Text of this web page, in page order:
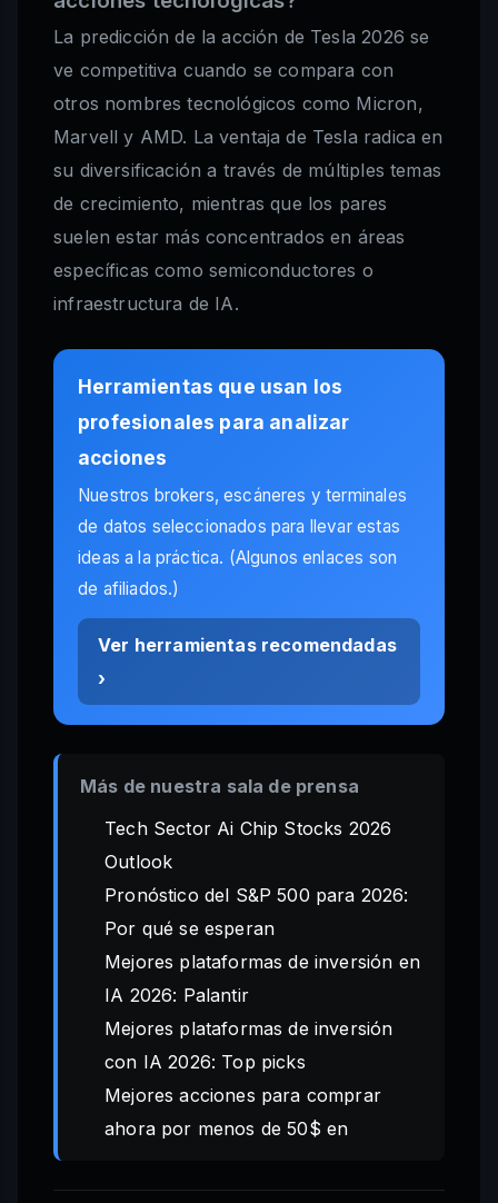
La predicción de la acción de Tesla 2026 se
ve competitiva cuando se compara con
otros nombres tecnológicos como Micron,
Marvell y AMD. La ventaja de Tesla radica en
su diversificación a través de múltiples temas
de crecimiento, mientras que los pares
suelen estar más concentrados en áreas
específicas como semiconductores o
infraestructura de IA.
Herramientas que usan los
profesionales para analizar
acciones
Nuestros brokers, escáneres y terminales
de datos seleccionados para llevar estas
ideas a la práctica. (Algunos enlaces son
de afiliados.)
Ver herramientas recomendadas
›
Más de nuestra sala de prensa
Tech Sector Ai Chip Stocks 2026
Outlook
Pronóstico del S&P 500 para 2026:
Por qué se esperan
Mejores plataformas de inversión en
IA 2026: Palantir
Mejores plataformas de inversión
con IA 2026: Top picks
Mejores acciones para comprar
ahora por menos de 50$ en